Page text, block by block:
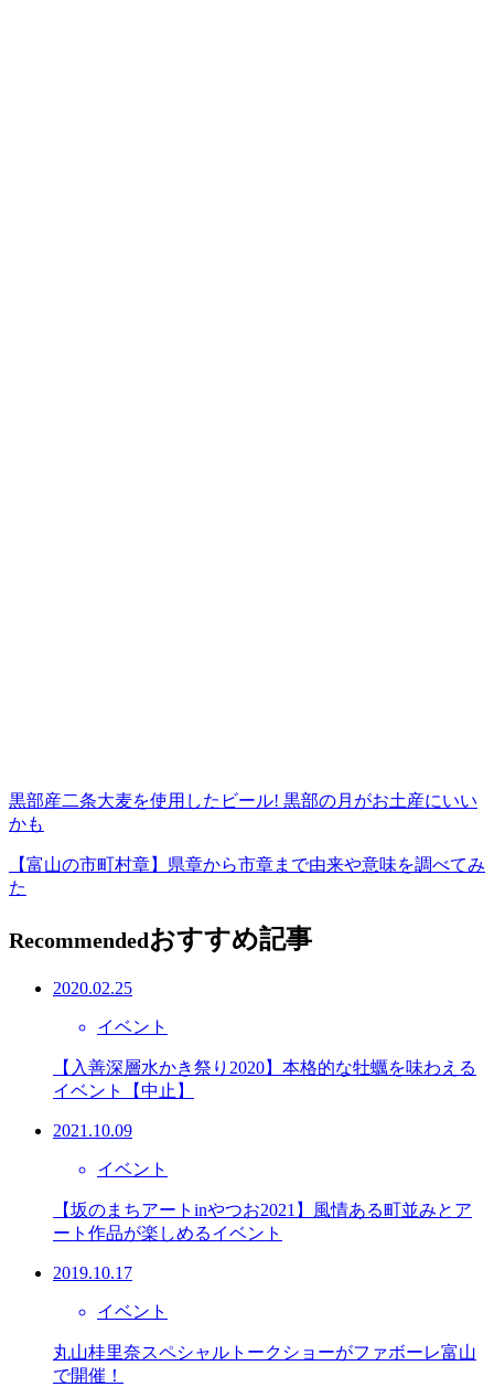
黒部産二条大麦を使用したビール! 黒部の月がお土産にいい
かも
【富山の市町村章】県章から市章まで由来や意味を調べてみ
た
Recommendedおすすめ記事
2020.02.25
イベント
【入善深層水かき祭り2020】本格的な牡蠣を味わえる
イベント【中止】
2021.10.09
イベント
【坂のまちアートinやつお2021】風情ある町並みとア
ート作品が楽しめるイベント
2019.10.17
イベント
丸山桂里奈スペシャルトークショーがファボーレ富山
で開催！